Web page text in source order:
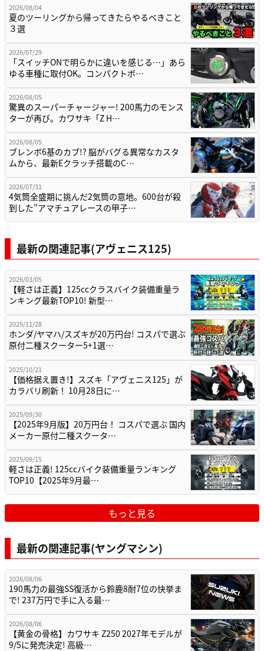
2026/08/04
夏のツーリングから帰ってきたらやるべきこと
３選
2026/07/29
「スイッチONで明らかに違いを感じる…」あら
ゆる車種に取付OK。コンパクトボ…
2026/08/05
驚異のスーパーチャージャー! 200馬力のモンス
ターが再び。カワサキ「Z H…
2026/08/05
ブレンボ6基のカブ!? 脳がバグる異常なカスタ
ムから、最新Eクラッチ搭載のC…
2026/07/31
4気筒全盛期に挑んだ2気筒の意地。600台が殺
到した”アマチュアレースの甲子…
最新の関連記事(アヴェニス125)
2026/03/05
【軽さは正義】125ccクラスバイク装備重量ラ
ンキング最新TOP10! 新型…
2025/11/28
ホンダ/ヤマハ/スズキが20万円台! コスパで選ぶ
原付二種スクーター5+1選…
2025/10/21
【価格据え置き!】スズキ「アヴェニス125」が
カラバリ刷新！ 10月28日に…
2025/09/30
【2025年9月版】20万円台！ コスパで選ぶ 国内
メーカー原付二種スクータ…
2025/09/15
軽さは正義! 125ccバイク装備重量ランキング
TOP10【2025年9月最…
もっと見る
最新の関連記事(ヤングマシン)
2026/08/06
190馬力の最強SS復活から鈴鹿8耐7位の快挙ま
で! 237万円で手に入る最…
2026/08/06
【黄金の骨格】カワサキ Z250 2027年モデルが
9/5に発売決定! 高級…